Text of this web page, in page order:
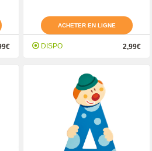
ACHETER EN LIGNE
DISPO 2,99€